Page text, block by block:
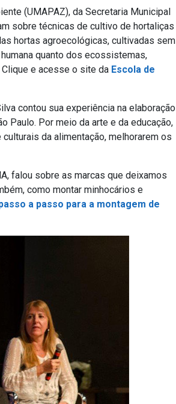
(UMAPAZ), da Secretaria Municipal
sobre técnicas de cultivo de hortaliças
hortas agroecológicas, cultivadas sem
quanto dos ecossistemas,
e acesse o site da Escola de
contou sua experiência na elaboração
Paulo. Por meio da arte e da educação,
da alimentação, melhorarem os
falou sobre as marcas que deixamos
como montar minhocários e
a passo para a montagem de